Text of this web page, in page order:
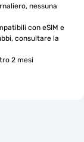
nessuna
con eSIM e
consultare la
2 mesi